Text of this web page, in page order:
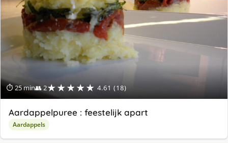
⏱ 25 min👥 2★★★★★ 4.61 (18)
Aardappelpuree : feestelijk apart
Aardappels